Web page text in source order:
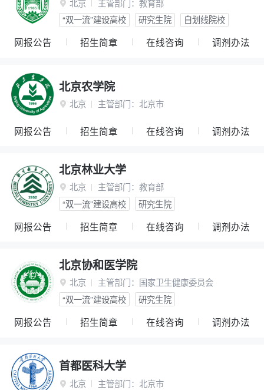
 北京 主管部门： 教育部
“双一流”建设高校
研究生院 自划线院校
网报公告 招生简章 在线咨询 调剂办法
北京农学院
 北京 主管部门： 北京市
网报公告 招生简章 在线咨询 调剂办法
北京林业大学
 北京 主管部门： 教育部
“双一流”建设高校
研究生院
网报公告 招生简章 在线咨询 调剂办法
北京协和医学院
 北京 主管部门： 国家卫生健康委员会
“双一流”建设高校
研究生院
网报公告 招生简章 在线咨询 调剂办法
首都医科大学
 北京 主管部门： 北京市